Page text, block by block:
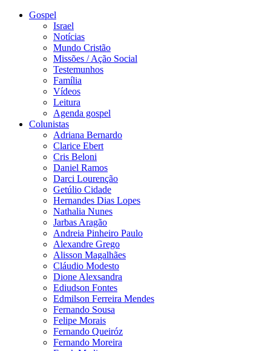
Gospel
Israel
Notícias
Mundo Cristão
Missões / Ação Social
Testemunhos
Família
Vídeos
Leitura
Agenda gospel
Colunistas
Adriana Bernardo
Clarice Ebert
Cris Beloni
Daniel Ramos
Darci Lourenção
Getúlio Cidade
Hernandes Dias Lopes
Nathalia Nunes
Jarbas Aragão
Andreia Pinheiro Paulo
Alexandre Grego
Alisson Magalhães
Cláudio Modesto
Dione Alexsandra
Ediudson Fontes
Edmilson Ferreira Mendes
Fernando Sousa
Felipe Morais
Fernando Queiróz
Fernando Moreira